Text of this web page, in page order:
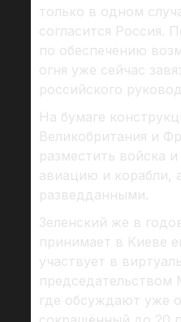
только в одном
согласится Россия.
по обеспечению
огня уже сейчас
российского
На бумаге
Великобритания и
разместить войска
авиацию и корабли,
разведданными.
Зеленский же в
принимает в Киеве
участвует в
председательством
где обсуждают уже